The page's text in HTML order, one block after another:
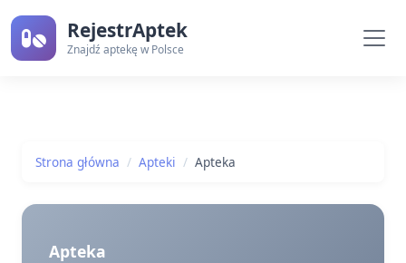
RejestrAptek
Znajdź aptekę w Polsce
Strona główna Apteki Apteka
Apteka